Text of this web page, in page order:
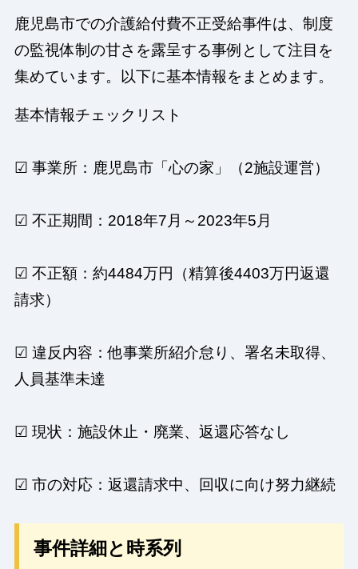
鹿児島市での介護給付費不正受給事件は、制度
の監視体制の甘さを露呈する事例として注目を
集めています。以下に基本情報をまとめます。
基本情報チェックリスト
☑ 事業所：鹿児島市「心の家」（2施設運営）
☑ 不正期間：2018年7月～2023年5月
☑ 不正額：約4484万円（精算後4403万円返還
請求）
☑ 違反内容：他事業所紹介怠り、署名未取得、
人員基準未達
☑ 現状：施設休止・廃業、返還応答なし
☑ 市の対応：返還請求中、回収に向け努力継続
事件詳細と時系列